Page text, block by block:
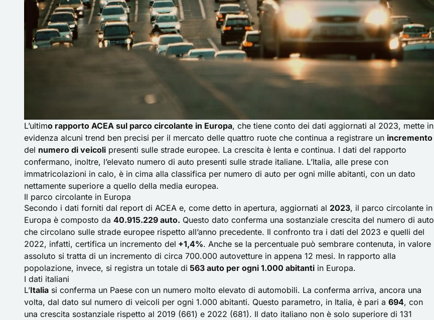
L’ultimo rapporto ACEA sul parco circolante in Europa, che tiene conto dei dati aggiornati al 2023, mette in
evidenza alcuni trend ben precisi per il mercato delle quattro ruote che continua a registrare un incremento
del numero di veicoli presenti sulle strade europee. La crescita è lenta e continua. I dati del rapporto
confermano, inoltre, l’elevato numero di auto presenti sulle strade italiane. L’Italia, alle prese con
immatricolazioni in calo, è in cima alla classifica per numero di auto per ogni mille abitanti, con un dato
nettamente superiore a quello della media europea.
Il parco circolante in Europa
Secondo i dati forniti dal report di ACEA e, come detto in apertura, aggiornati al 2023, il parco circolante in
Europa è composto da 40.915.229 auto. Questo dato conferma una sostanziale crescita del numero di auto
che circolano sulle strade europee rispetto all’anno precedente. Il confronto tra i dati del 2023 e quelli del
2022, infatti, certifica un incremento del +1,4%. Anche se la percentuale può sembrare contenuta, in valore
assoluto si tratta di un incremento di circa 700.000 autovetture in appena 12 mesi. In rapporto alla
popolazione, invece, si registra un totale di 563 auto per ogni 1.000 abitanti in Europa.
I dati italiani
L’Italia si conferma un Paese con un numero molto elevato di automobili. La conferma arriva, ancora una
volta, dal dato sul numero di veicoli per ogni 1.000 abitanti. Questo parametro, in Italia, è pari a 694, con
una crescita sostanziale rispetto al 2019 (661) e 2022 (681). Il dato italiano non è solo superiore di 131